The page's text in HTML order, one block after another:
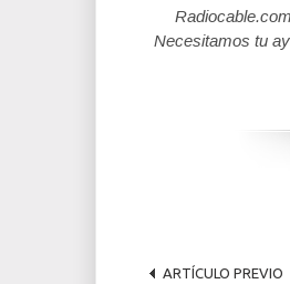
Necesitamos tu
ARTÍCULO PREVIO